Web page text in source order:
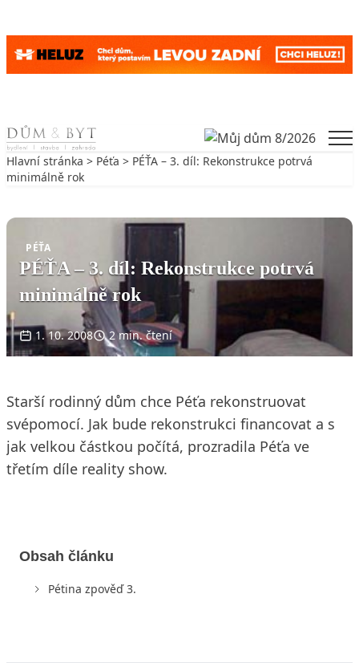
Skip to content
Hlavní stránka > Péťa > PÉŤA – 3. díl: Rekonstrukce potrvá
minimálně rok
PÉŤA
PÉŤA – 3. díl: Rekonstrukce potrvá
minimálně rok
1. 10. 2008 2 min. čtení
Starší rodinný dům chce Péťa rekonstruovat
svépomocí. Jak bude rekonstrukci financovat a s
jak velkou částkou počítá, prozradila Péťa ve
třetím díle reality show.
Obsah článku
Pétina zpověď 3.